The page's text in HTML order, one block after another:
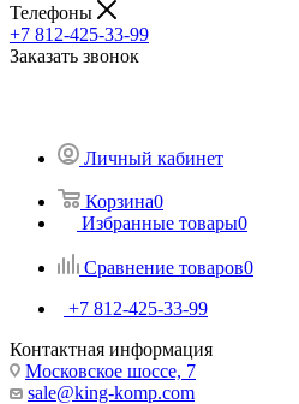
Телефоны
+7 812-425-33-99
Заказать звонок
Личный кабинет
Корзина0
Избранные товары0
Сравнение товаров0
+7 812-425-33-99
Контактная информация
Московское шоссе, 7
sale@king-komp.com